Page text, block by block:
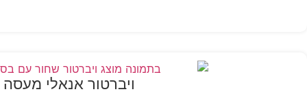
ויברטור אנאלי